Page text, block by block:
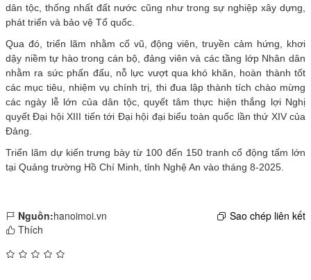
dân tộc, thống nhất đất nước cũng như trong sự nghiệp xây dựng,
phát triển và bảo vệ Tổ quốc.
Qua đó, triển lãm nhằm cổ vũ, động viên, truyền cảm hứng, khơi
dậy niềm tự hào trong cán bộ, đảng viên và các tầng lớp Nhân dân
nhằm ra sức phấn đấu, nỗ lực vượt qua khó khăn, hoàn thành tốt
các mục tiêu, nhiệm vụ chính trị, thi đua lập thành tích chào mừng
các ngày lễ lớn của dân tộc, quyết tâm thực hiện thắng lợi Nghị
quyết Đại hội XIII tiến tới Đại hội đại biểu toàn quốc lần thứ XIV của
Đảng.
Triển lãm dự kiến trưng bày từ 100 đến 150 tranh cổ động tấm lớn
tại Quảng trường Hồ Chí Minh, tỉnh Nghệ An vào tháng 8-2025.
Nguồn:hanoimoi.vn
Sao chép liên kết
Thích